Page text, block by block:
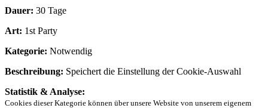
Dauer: 30 Tage
Art: 1st Party
Kategorie: Notwendig
Beschreibung: Speichert die Einstellung der Cookie-Auswahl
Statistik & Analyse:
Cookies dieser Kategorie können über unsere Website von unserem eigenem